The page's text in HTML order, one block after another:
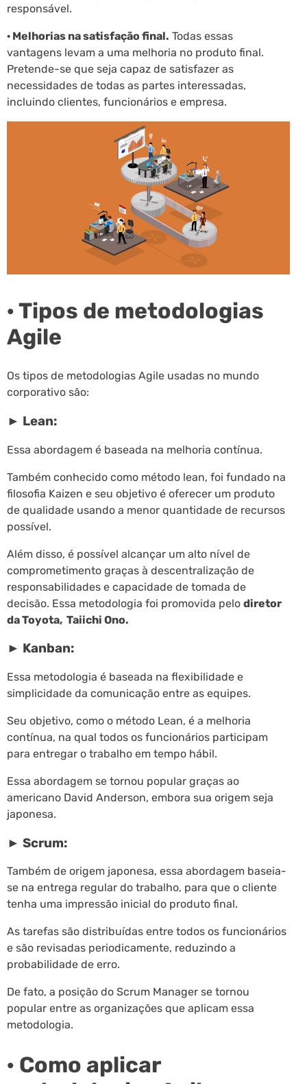
responsável.
· Melhorias na satisfação final. Todas essas
vantagens levam a uma melhoria no produto final.
Pretende-se que seja capaz de satisfazer as
necessidades de todas as partes interessadas,
incluindo clientes, funcionários e empresa.
· Tipos de metodologias
Agile
Os tipos de metodologias Agile usadas no mundo
corporativo são:
► Lean:
Essa abordagem é baseada na melhoria contínua.
Também conhecido como método lean, foi fundado na
filosofia Kaizen e seu objetivo é oferecer um produto
de qualidade usando a menor quantidade de recursos
possível.
Além disso, é possível alcançar um alto nível de
comprometimento graças à descentralização de
responsabilidades e capacidade de tomada de
decisão. Essa metodologia foi promovida pelo diretor
da Toyota, Taiichi Ono.
► Kanban:
Essa metodologia é baseada na flexibilidade e
simplicidade da comunicação entre as equipes.
Seu objetivo, como o método Lean, é a melhoria
contínua, na qual todos os funcionários participam
para entregar o trabalho em tempo hábil.
Essa abordagem se tornou popular graças ao
americano David Anderson, embora sua origem seja
japonesa.
► Scrum:
Também de origem japonesa, essa abordagem baseia-
se na entrega regular do trabalho, para que o cliente
tenha uma impressão inicial do produto final.
As tarefas são distribuídas entre todos os funcionários
e são revisadas periodicamente, reduzindo a
probabilidade de erro.
De fato, a posição do Scrum Manager se tornou
popular entre as organizações que aplicam essa
metodologia.
· Como aplicar